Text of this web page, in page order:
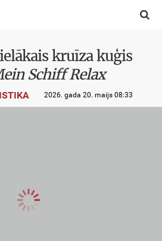

kruīza kuģis
Schiff Relax
2026. gada 20. maijs 08:33